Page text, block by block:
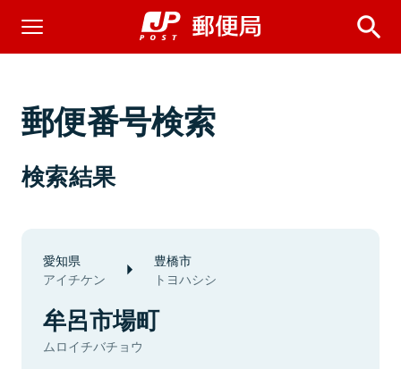
郵便番号検索
検索結果
愛知県
アイチケン
豊橋市
トヨハシシ
牟呂市場町
ムロイチバチョウ